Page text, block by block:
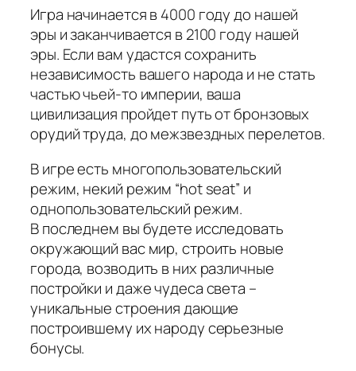
Игра начинается в 4000 году до нашей
эры и заканчивается в 2100 году нашей
эры. Если вам удастся сохранить
независимость вашего народа и не стать
частью чьей-то империи, ваша
цивилизация пройдет путь от бронзовых
орудий труда, до межзвездных перелетов.
В игре есть многопользовательский
режим, некий режим “hot seat” и
однопользовательский режим.
В последнем вы будете исследовать
окружающий вас мир, строить новые
города, возводить в них различные
постройки и даже чудеса света –
уникальные строения дающие
построившему их народу серьезные
бонусы.